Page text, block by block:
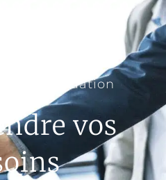
votre situation
vos